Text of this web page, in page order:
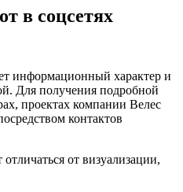
в соцсетях
информационный характер и
Для получения подробной
проектах компании Велес
контактов
от визуализации,